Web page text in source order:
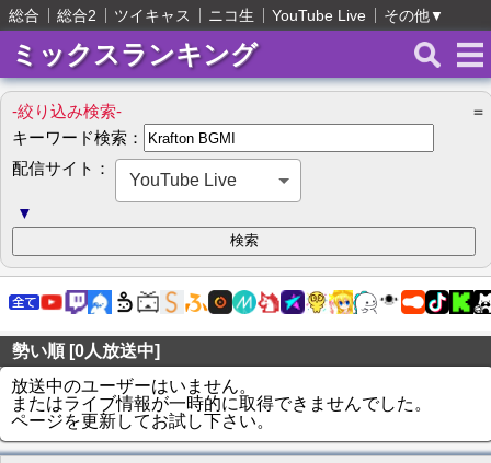
総合 総合2 ツイキャス ニコ生 YouTube Live その他▼
ミックスランキング
-絞り込み検索-
＝
キーワード検索：
配信サイト：
YouTube Live
▼
勢い順 [0人放送中]
放送中のユーザーはいません。
またはライブ情報が一時的に取得できませんでした。
ページを更新してお試し下さい。